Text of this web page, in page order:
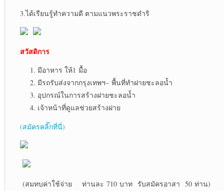
3.ได้เรียนรู้ทำความดี ตามแนวพระราชดำริ
สวัสดิการ
มีอาหาร ให้1 มื้อ
มีรถรับส่งจากกรุงเทพฯ– พื้นที่ทำฝายชะลอน้ำ
อุปกรณ์ในการสร้างฝายชะลอน้ำ
เจ้าหน้าที่ดูแลช่วยสร้างฝาย
(สมัครคลิ๊กที่นี่)
(สมทบค่าใช้จ่าย ท่านละ 710 บาท รับสมัครอาสา 50 ท่าน)